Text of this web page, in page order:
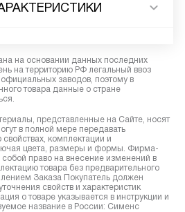
на основании данных последних
на территорию РФ легальный ввоз
заводов, поэтому в
товара данные о стране
представленные на Сайте, носят
в полной мере передавать
комплектации и
цвета, размеры и формы. Фирма-
собой право на внесение изменений в
товара без предварительного
Заказа Покупатель должен
свойств и характеристик
о товаре указывается в инструкции и
название в России: Сименс